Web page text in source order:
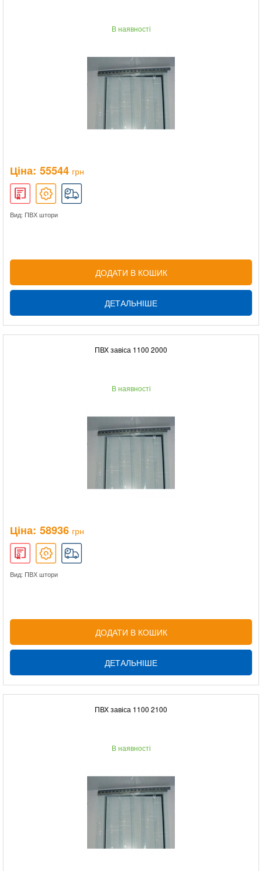
В наявності
Ціна: 55544 грн
Вид: ПВХ штори
ДОДАТИ В КОШИК
ДЕТАЛЬНІШЕ
ПВХ завіса 1100 2000
В наявності
Ціна: 58936 грн
Вид: ПВХ штори
ДОДАТИ В КОШИК
ДЕТАЛЬНІШЕ
ПВХ завіса 1100 2100
В наявності